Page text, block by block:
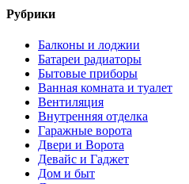
Рубрики
Балконы и лоджии
Батареи радиаторы‎
Бытовые приборы
Ванная комната и туалет
Вентиляция
Внутренняя отделка
Гаражные ворота
Двери и Ворота
Девайс и Гаджет
Дом и быт